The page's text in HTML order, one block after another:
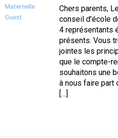
Maternelle
Guest
Chers parents,
conseil d’école
4 représentants
présents. Vous
jointes les
que le compte-
souhaitons une
à nous faire part
[…]